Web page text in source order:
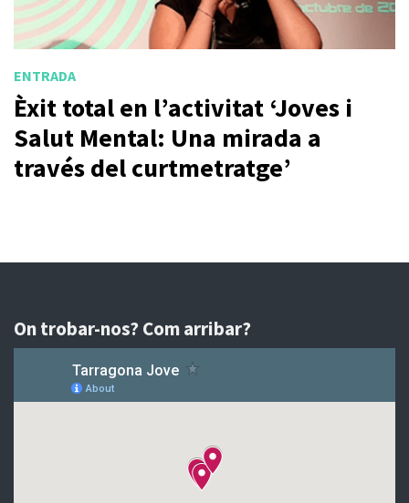
ENTRADA
Èxit total en l’activitat ‘Joves i
Salut Mental: Una mirada a
través del curtmetratge’
On trobar-nos? Com arribar?